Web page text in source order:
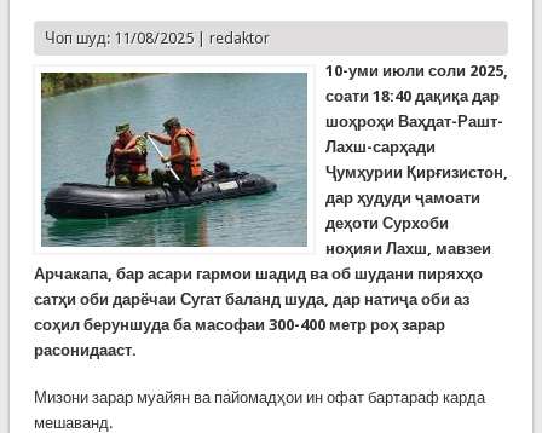
Чоп шуд: 11/08/2025 | redaktor
10-уми июли соли 2025,
соати 18:40 дақиқа дар
шоҳроҳи Ваҳдат-Рашт-
Лахш-сарҳади
Ҷумҳурии Қирғизистон,
дар ҳудуди ҷамоати
деҳоти Сурхоби
ноҳияи Лахш, мавзеи
Арчакапа, бар асари гармои шадид ва об шудани пиряхҳо
сатҳи оби дарёчаи Сугат баланд шуда, дар натиҷа оби аз
соҳил беруншуда ба масофаи 300-400 метр роҳ зарар
расонидааст.
Мизони зарар муайян ва пайомадҳои ин офат бартараф карда
мешаванд.